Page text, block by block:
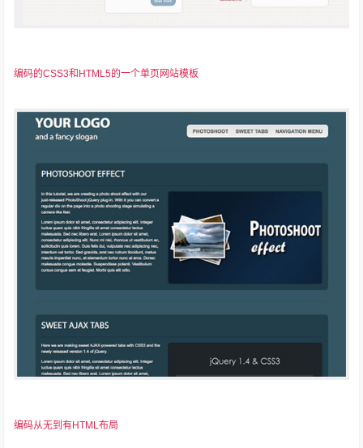
编码的CSS3和HTML5的一个单页网站模板
编码从无到有HTML布局